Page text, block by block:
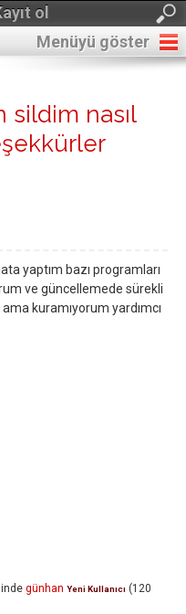
ol
Menüyü göster
nasıl
yaptım bazı programları
ve güncellemede sürekli
kuramıyorum yardımcı
günhan Yeni Kullanıcı (120